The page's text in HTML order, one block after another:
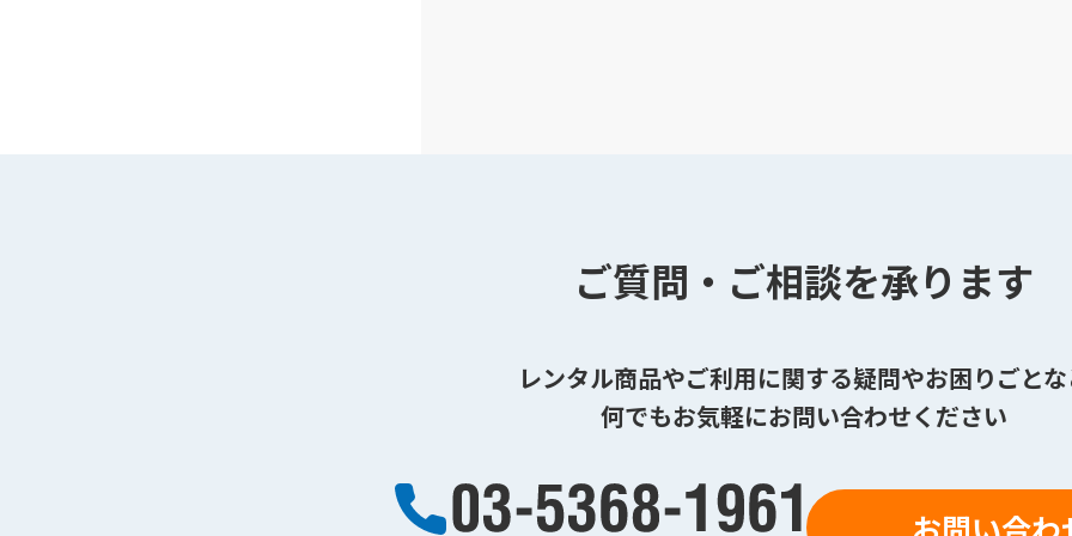
ご質問・ご相談を承ります
レンタル商品やご利用に関する疑問やお困りごと
何でもお気軽にお問い合わせください